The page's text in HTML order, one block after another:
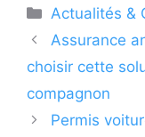
Catégories
Actualités &
Assurance
choisir cette
compagnon
Permis